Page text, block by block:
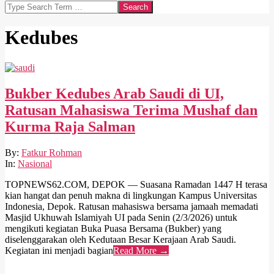
Search
Kedubes
Bukber Kedubes Arab Saudi di UI,
Ratusan Mahasiswa Terima Mushaf dan
Kurma Raja Salman
2026-
03-
By: Fatkur Rohman
In: Nasional
TOPNEWS62.COM, DEPOK — Suasana Ramadan 1447 H terasa
kian hangat dan penuh makna di lingkungan Kampus Universitas
Indonesia, Depok. Ratusan mahasiswa bersama jamaah memadati
Masjid Ukhuwah Islamiyah UI pada Senin (2/3/2026) untuk
mengikuti kegiatan Buka Puasa Bersama (Bukber) yang
diselenggarakan oleh Kedutaan Besar Kerajaan Arab Saudi.
Kegiatan ini menjadi bagianRead More →